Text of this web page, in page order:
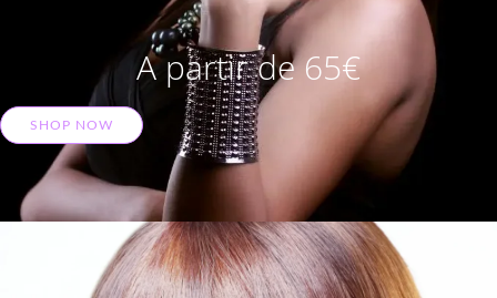
A partir de 65€
SHOP NOW